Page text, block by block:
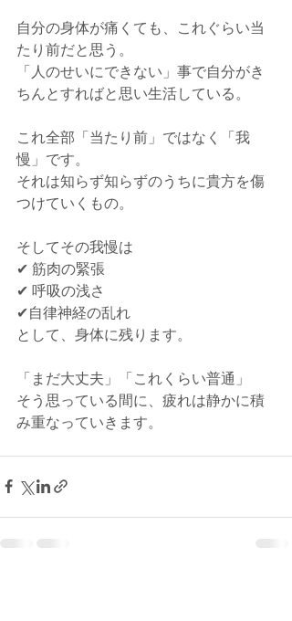
自分の身体が痛くても、これぐらい当
たり前だと思う。
「人のせいにできない」事で自分がき
ちんとすればと思い生活している。
これ全部「当たり前」ではなく「我
慢」です。
それは知らず知らずのうちに貴方を傷
つけていくもの。
そしてその我慢は
✔ 筋肉の緊張
✔ 呼吸の浅さ
✔自律神経の乱れ
として、身体に残ります。
「まだ大丈夫」「これくらい普通」
そう思っている間に、疲れは静かに積
み重なっていきます。